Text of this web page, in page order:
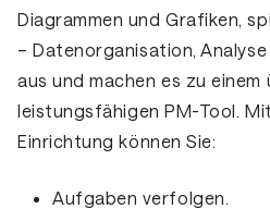
Diagrammen und Grafiken,
– Datenorganisation,
aus und machen es zu einem
leistungsfähigen PM-Tool.
Einrichtung können Sie:
Aufgaben verfolgen.